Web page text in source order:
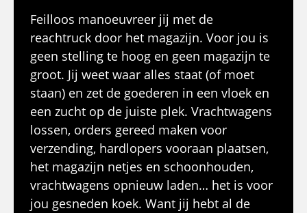
Feilloos manoeuvreer jij met de
reachtruck door het magazijn. Voor jou is
geen stelling te hoog en geen magazijn te
groot. Jij weet waar alles staat (of moet
staan) en zet de goederen in een vloek en
een zucht op de juiste plek. Vrachtwagens
lossen, orders gereed maken voor
verzending, hardlopers vooraan plaatsen,
het magazijn netjes en schoonhouden,
vrachtwagens opnieuw laden… het is voor
jou gesneden koek. Want jij hebt al de